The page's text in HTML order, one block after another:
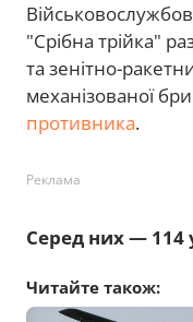
"Срібна трійка"
та зенітно-
механізованої
противника.
Реклама
Серед них — 114
Читайте також: